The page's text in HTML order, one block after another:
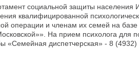
социальной защиты населения
квалифицированной
операции и членам их семей на
На прием психолога для
«Семейная диспетчерская» - 8 (4932)